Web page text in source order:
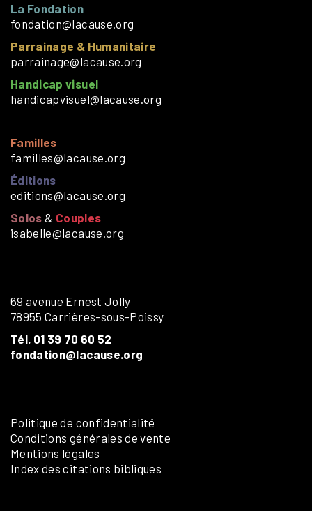
La Fondation
fondation@lacause.org
Parrainage & Humanitaire
parrainage@lacause.org
Handicap visuel
handicapvisuel@lacause.org
Familles
familles@lacause.org
Éditions
editions@lacause.org
Solos & Couples
isabelle@lacause.org
69 avenue Ernest Jolly
78955 Carrières-sous-Poissy
Tél. 01 39 70 60 52
fondation@lacause.org
Politique de confidentialité
Conditions générales de vente
Mentions légales
Index des citations bibliques